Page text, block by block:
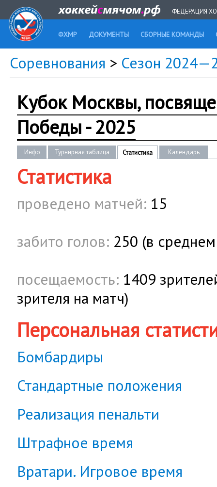
ФЕДЕРАЦИЯ
ФХМР ДОКУМЕНТЫ СБОРНЫЕ КОМАНДЫ
Соревнования > Сезон
Кубок Москвы,
Победы - 2025
Инфо Турнирная таблица Статистика Календарь
Статистика
проведено матчей: 15
забито голов: 250 (в
посещаемость: 1409
зрителя на матч)
Персональная
Бомбардиры
Стандартные положения
Реализация пенальти
Штрафное время
Вратари. Игровое время